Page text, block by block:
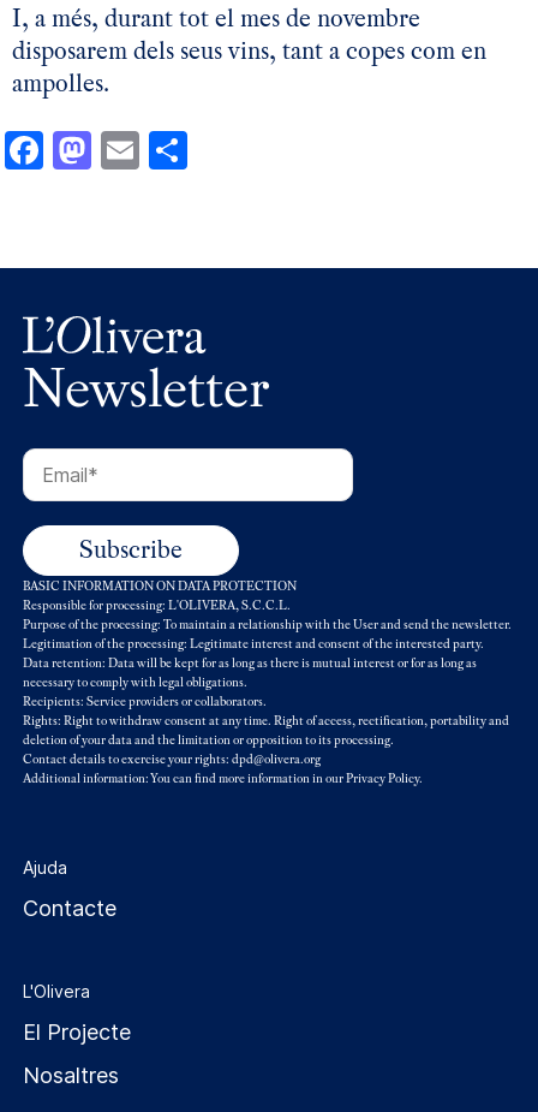
I, a més, durant tot el mes de novembre
disposarem dels seus vins, tant a copes com en
ampolles.
Facebook
Mastodon
Email
Newsletter
BASIC INFORMATION ON DATA PROTECTION
Responsible for processing: L'OLIVERA, S.C.C.L.
Purpose of the processing: To maintain a relationship with the User and send the newsletter.
Legitimation of the processing: Legitimate interest and consent of the interested party.
Data retention: Data will be kept for as long as there is mutual interest or for as long as
necessary to comply with legal obligations.
Recipients: Service providers or collaborators.
Rights: Right to withdraw consent at any time. Right of access, rectification, portability and
deletion of your data and the limitation or opposition to its processing.
Contact details to exercise your rights: dpd@olivera.org
Additional information: You can find more information in ourPrivacy Policy.
Ajuda
Contacte
L'Olivera
El Projecte
Nosaltres